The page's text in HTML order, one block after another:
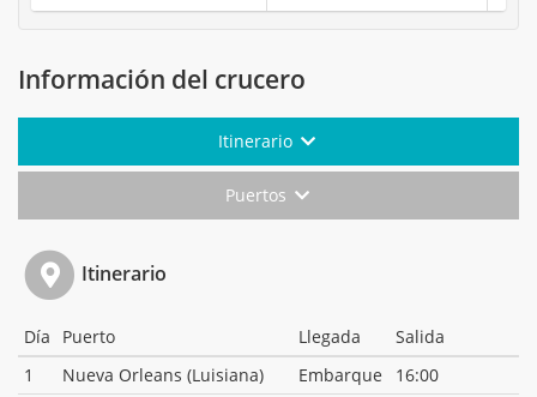
Información del crucero
Itinerario
Puertos
Itinerario
Día Puerto Llegada
Salida
1
Nueva Orleans (Luisiana) Embarque
16:00